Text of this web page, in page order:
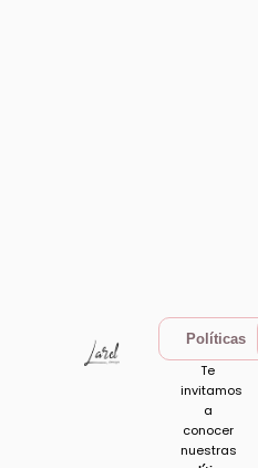
Políticas
Te
invitamos
a
conocer
nuestras